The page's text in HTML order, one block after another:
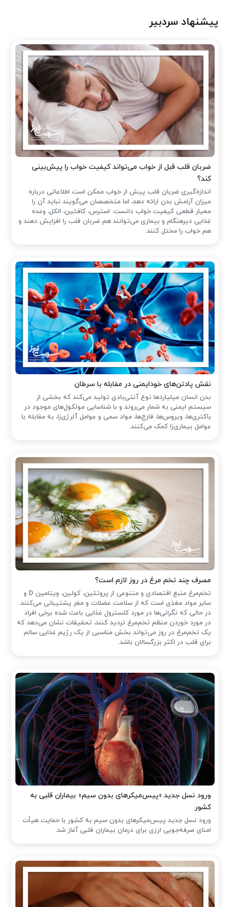
پیشنهاد سردبیر
ضربان قلب قبل از خواب می‌تواند کیفیت خواب را پیش‌بینی
کند؟
اندازه‌گیری ضربان قلب پیش از خواب ممکن است اطلاعاتی درباره
میزان آرامش بدن ارائه دهد، اما متخصصان می‌گویند نباید آن را
معیار قطعی کیفیت خواب دانست. استرس، کافئین، الکل، وعده
غذایی دیرهنگام و بیماری می‌توانند هم ضربان قلب را افزایش دهند و
هم خواب را مختل کنند.
نقش پادتن‌های خودایمنی در مقابله با سرطان
بدن انسان میلیاردها نوع آنتی‌بادی تولید می‌کند که بخشی از
سیستم ایمنی به شمار می‌روند و با شناسایی مولکول‌های موجود در
باکتری‌ها، ویروس‌ها، قارچ‌ها، مواد سمی و عوامل آلرژی‌زا، به مقابله با
عوامل بیماری‌زا کمک می‌کنند.
مصرف چند تخم مرغ در روز لازم است؟
تخم‌مرغ منبع اقتصادی و متنوعی از پروتئین، کولین، ویتامین D و
سایر مواد مغذی است که از سلامت عضلات و مغز پشتیبانی می‌کنند.
در حالی که نگرانی‌ها در مورد کلسترول غذایی باعث شده ‌برخی افراد
در مورد خوردن منظم تخم‌مرغ تردید کنند، تحقیقات نشان می‌دهد که
یک تخم‌مرغ در روز می‌تواند بخش مناسبی از یک رژیم غذایی سالم
برای قلب در اکثر بزرگسالان باشد.
ورود نسل جدید «پیس‌میکرهای بدون سیم» بیماران قلبی به
کشور
ورود نسل جدید پیس‌میکرهای بدون سیم به کشور با حمایت هیأت
امنای صرفه‌جویی ارزی برای درمان بیماران قلبی آغاز شد.